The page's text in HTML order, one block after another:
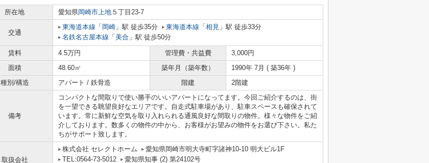
所在地 愛知県岡崎市上地 ５丁目23-7
交通
東海道本線 「 岡崎 」駅 徒歩35分 東海道本線 「 相見 」駅 徒歩33分
名鉄名古屋本線 「 美合 」駅 徒歩50分
賃料 4.5万円 管理費・共益費
3,000円
面積
48.60㎡ 築年月（築年数）
1990年 7月 ( 築36年 )
種別/構造
アパート / 鉄骨造 階建 2階建
備考
コンパクトな間取りで使い勝手のいいアパートになってます。今回ご紹介するのは、街
を一望できる眺望良好なエリアです。自走式駐車場があり、駐車スペースも確保されて
います。常に新鮮な空気を取り入れられる通風良好な間取りの物件。様々な物件をご紹
介しております。数多くの物件の中から、お客様がお望みの物件をお選び下さい。私た
ちがサポート致します。
取扱会社
株式会社 セレクトホーム
愛知県岡崎市明大寺町字諸神10-10 明大ビル1F
TEL:0564-73-5012
愛知県知事 (2) 第24102号